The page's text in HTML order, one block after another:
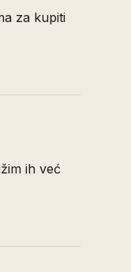
za kupiti
ih već